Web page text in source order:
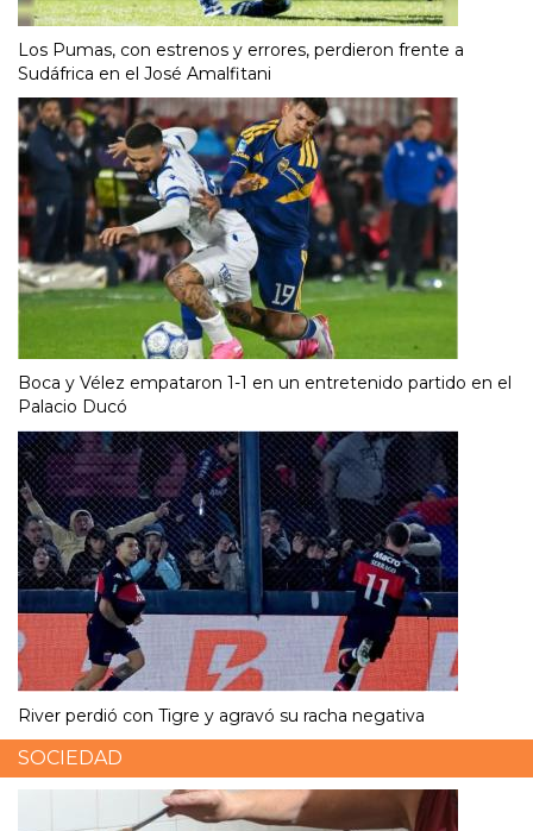
Los Pumas, con estrenos y errores, perdieron frente a
Sudáfrica en el José Amalfitani
Boca y Vélez empataron 1-1 en un entretenido partido en el
Palacio Ducó
River perdió con Tigre y agravó su racha negativa
SOCIEDAD